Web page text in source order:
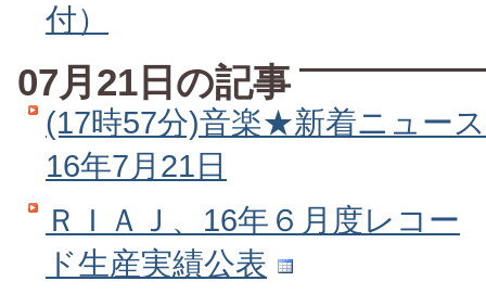
付）
07月21日の記事
(17時57分)音楽★新着ニュース
16年7月21日
ＲＩＡＪ、16年６月度レコー
ド生産実績公表